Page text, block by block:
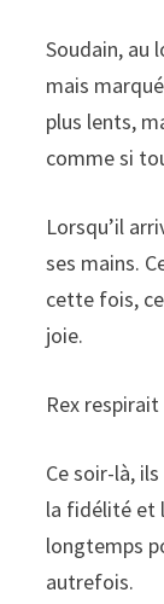
Soudain, au
mais
plus lents,
comme si
Lorsqu’il
ses mains.
cette fois,
joie.
Rex
Ce soir-là,
la fidélité et
longtemps
autrefois.